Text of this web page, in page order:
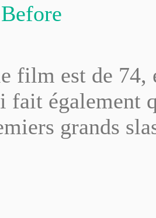
film est de 74,
fait également
grands